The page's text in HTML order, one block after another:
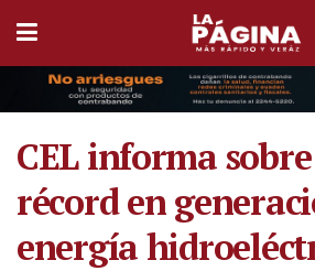
CEL informa
récord en
energía